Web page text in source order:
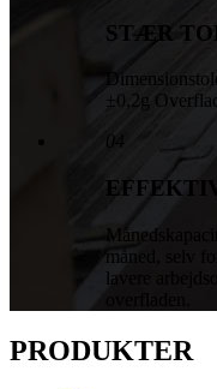
STÆR
±0,2g
04
måned, selv
lavere
PRODUKTER